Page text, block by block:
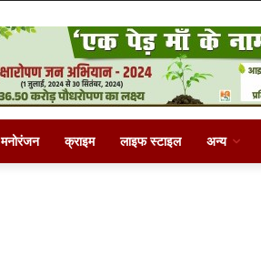
मनोरंजन क्राइम लाइफ स्टाइल अन्य